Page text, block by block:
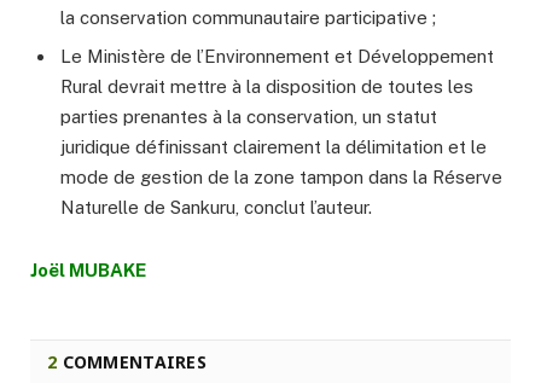
la conservation communautaire participative ;
Le Ministère de l’Environnement et Développement
Rural devrait mettre à la disposition de toutes les
parties prenantes à la conservation, un statut
juridique définissant clairement la délimitation et le
mode de gestion de la zone tampon dans la Réserve
Naturelle de Sankuru, conclut l’auteur.
Joël MUBAKE
2 COMMENTAIRES